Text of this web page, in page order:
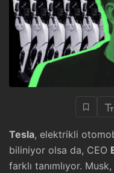
Tesla, elektrikli
biliniyor olsa da, CEO
farklı tanımlıyor. Musk,